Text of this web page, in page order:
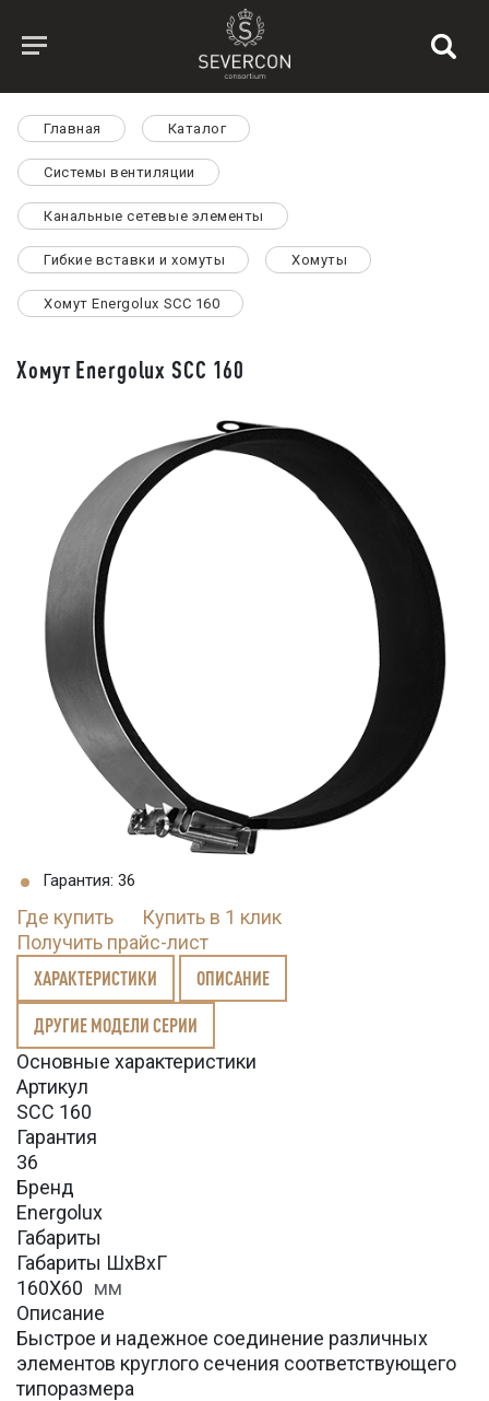
Главная Каталог
Системы вентиляции
Канальные сетевые элементы
Гибкие вставки и хомуты Хомуты
Хомут Energolux SCC 160
Хомут Energolux SCC 160
Гарантия: 36
Где купить
Купить в 1 клик
Получить прайс-лист
ХАРАКТЕРИСТИКИ ОПИСАНИЕ
ДРУГИЕ МОДЕЛИ СЕРИИ
Основные характеристики
Артикул
SCC 160
Гарантия
36
Бренд
Energolux
Габариты
Габариты ШхВхГ
160X60 мм
Описание
Быстрое и надежное соединение различных
элементов круглого сечения соответствующего
типоразмера